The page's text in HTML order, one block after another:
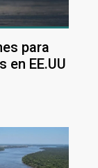
para
en EE.UU